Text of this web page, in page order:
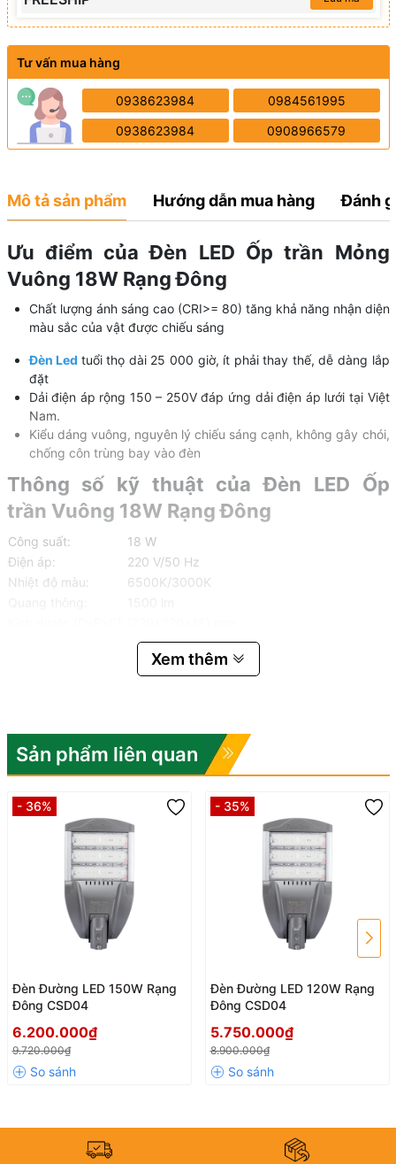
Tư vấn mua hàng
0938623984 0984561995
0938623984 0908966579
Mô tả sản phẩm Hướng dẫn mua hàng Đánh
Ưu điểm của Đèn LED Ốp trần Mỏng
Vuông 18W Rạng Đông
Chất lượng ánh sáng cao (CRI>= 80) tăng khả năng nhận diện
màu sắc của vật được chiếu sáng
Đèn Led tuổi thọ dài 25 000 giờ, ít phải thay thế, dễ dàng lắp
đặt
Dải điện áp rộng 150 – 250V đáp ứng dải điện áp lưới tại Việt
Nam.
Kiểu dáng vuông, nguyên lý chiếu sáng cạnh, không gây chói,
chống côn trùng bay vào đèn
Thông số kỹ thuật của Đèn LED Ốp
trần Vuông 18W Rạng Đông
Công suất:
18 W
Điện áp:
220 V/50 Hz
Nhiệt độ màu:
6500K/3000K
Xem thêm
Sản phẩm liên quan
- 36%
Đèn Đường LED 150W Rạng
Đông CSD04
6.200.000₫
9.720.000₫
- 35%
Đèn Đường LED 120W Rạng
Đông CSD04
5.750.000₫
8.900.000₫